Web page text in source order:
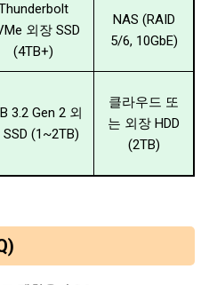
외장 SSD
(4TB+)
NAS (RAID
5/6, 10GbE)
3.2 Gen 2 외
SSD (1~2TB)
클라우드 또
는 외장 HDD
(2TB)